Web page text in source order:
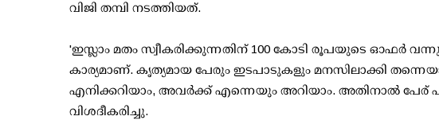
വിജി തമ്പി നടത്തിയത്.
'ഇസ്ലാം മതം സ്വീകരിക്കുന്നതിന് 100 കോടി രൂപയുടെ ഓഫര്‍
കാര്യമാണ്. കൃത്യമായ പേരും ഇടപാടുകളും മനസിലാക്കി
എനിക്കറിയാം, അവര്‍ക്ക് എന്നെയും അറിയാം. അതിനാല്‍ പേര്
വിശദീകരിച്ചു.